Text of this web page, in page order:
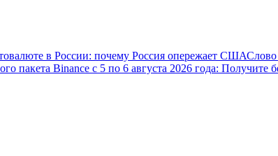
криптовалютой
в России: почему Россия опережает СШАСлово
пакета Binance с 5 по 6 августа 2026 года: Получите